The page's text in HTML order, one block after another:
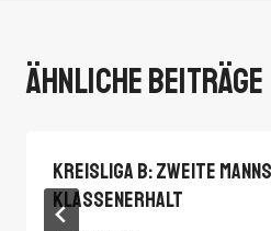
Ähnliche Beiträge
Kreisliga B: Zweite
Klassenerhalt